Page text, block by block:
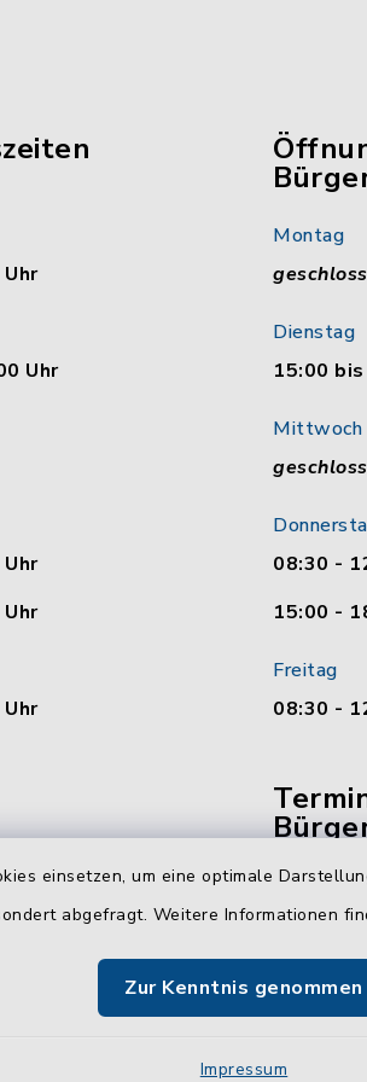
einsetzen, um eine optimale
abgefragt. Weitere Informationen
Zur Kenntnis genommen
Impressum
Uhr
Montag
Dienstag
15:00
Mittwoch
08:30 -
15:00 -
Freitag
08:30 -
online
Jetzt